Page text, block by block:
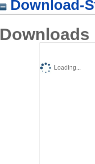
Download-
Downloads
Loading...